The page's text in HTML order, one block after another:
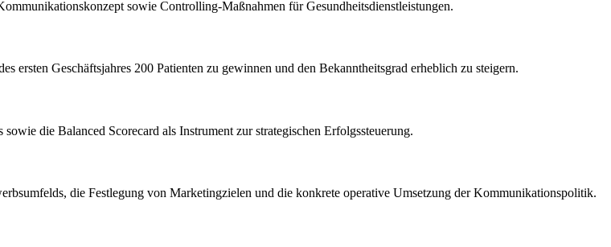
sowie Controlling-Maßnahmen für Gesundheitsdienstleistungen.
ersten Geschäftsjahres 200 Patienten zu gewinnen und den Bekanntheitsgrad erheblich zu steigern.
die Balanced Scorecard als Instrument zur strategischen Erfolgssteuerung.
die Festlegung von Marketingzielen und die konkrete operative Umsetzung der Kommunikationspolitik.